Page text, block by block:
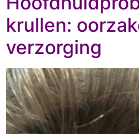
krullen:
verzorging